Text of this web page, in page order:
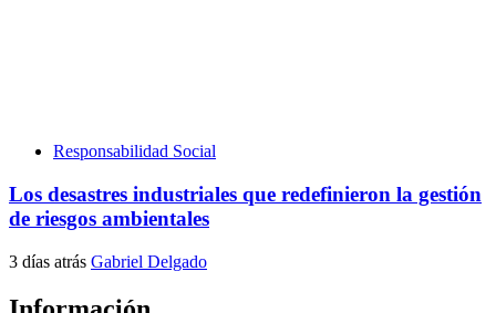
Responsabilidad Social
Los desastres industriales que redefinieron la gestión
de riesgos ambientales
3 días atrás Gabriel Delgado